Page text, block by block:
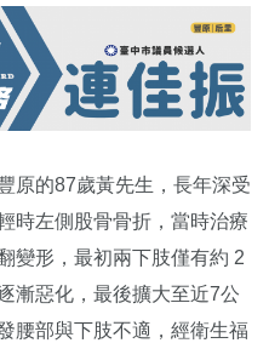
原的87歲黃先生，長年深受
時左側股骨骨折，當時治療
變形，最初兩下肢僅有約 2
漸惡化，最後擴大至近7公
腰部與下肢不適，經衛生福